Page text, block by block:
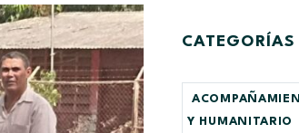
CATEGORÍAS
Y HUMANITARIO